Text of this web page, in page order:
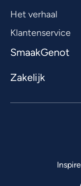
Het verhaal
Klantenservice
SmaakGenot
Zakelijk